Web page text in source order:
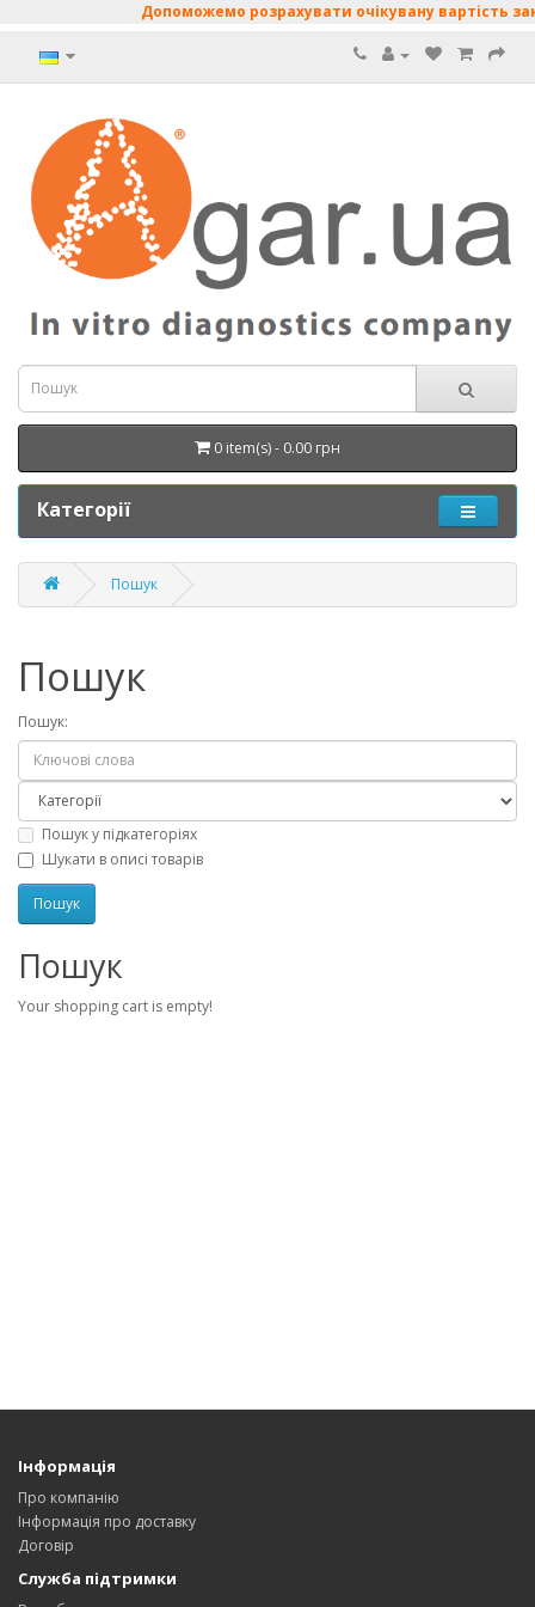
Допоможемо розрахувати очікувану вартість
0 item(s) - 0.00 грн
Категорії
Пошук
Пошук
Пошук:
Пошук у підкатегоріях
Шукати в описі товарів
Пошук
Your shopping cart is empty!
Інформація
Про компанію
Інформація про доставку
Договір
Служба підтримки